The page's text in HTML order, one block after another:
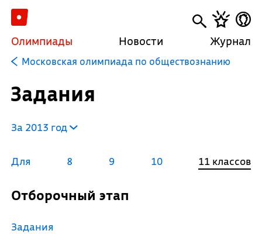
Олимпиады Новости Журнал
Московская олимпиада по обществознанию
Задания
За 2013 год
Для 8 9 10 11 классов
Отборочный этап
Задания